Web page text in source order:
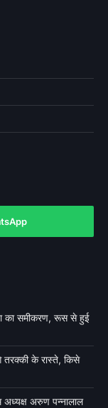
का समीकरण, रूस से हुई
के रास्ते, किसे
अध्यक्ष अरुण पन्नालाल